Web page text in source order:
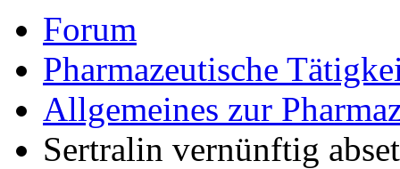
Forum
Pharmazeutische
Allgemeines zur
Sertralin vernünftig